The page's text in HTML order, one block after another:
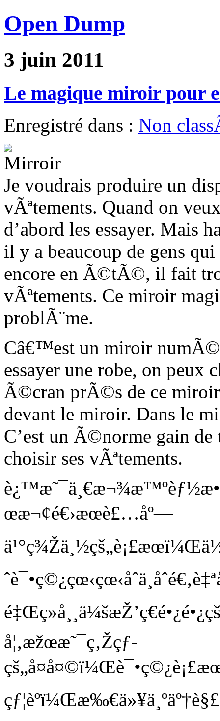
Open Dump
3 juin 2011
Le magique miroir pour
Enregistré dans : Non
Je voudrais produire un
vÃªtements. Quand on
d’abord les essayer. Mais
il y a beaucoup de gens
encore en Ã©tÃ©, il fait
vÃªtements. Ce miroir
problÃ¨me.
Câ€™est un miroir
essayer une robe, on peux
Ã©cran prÃ©s de ce
devant le miroir. Dans le
C’est un Ã©norme gain
choisir ses vÃªtements.
œæ¬¢é€›æœè£…åº—
å¦‚æžœæ˜¯ç‚Žçƒ­